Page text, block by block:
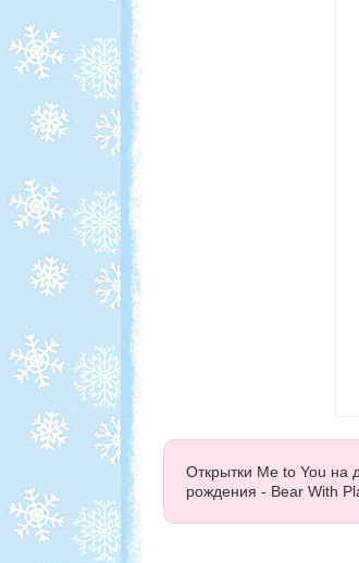
Открытки Me to You на
рождения - Bear With